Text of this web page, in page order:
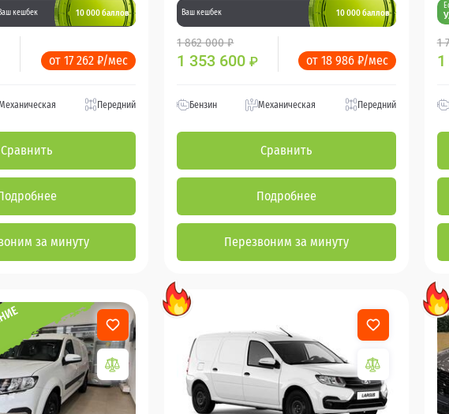
кешбек 10 000 баллов
от 17 262 ₽/мес
Передний
Сравнить
за минуту
Ваш кешбек 10 000 баллов
1 862 000 ₽
1 353 600₽ от 18 986 ₽/мес
Бензин Механическая Передний
Сравнить
Подробнее
Перезвоним за минуту
1